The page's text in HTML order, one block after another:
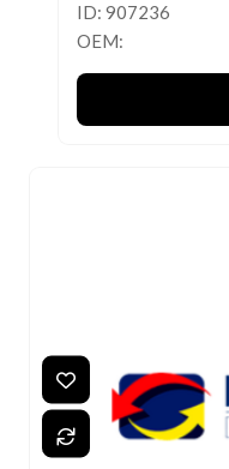
ID: 907236
OEM: